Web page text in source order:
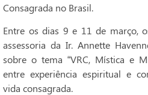
Consagrada no Brasil.
Entre os dias 9 e 11 de março,
assessoria da Ir. Annette
sobre o tema “VRC, Mística e
entre experiência espiritual e
vida consagrada.